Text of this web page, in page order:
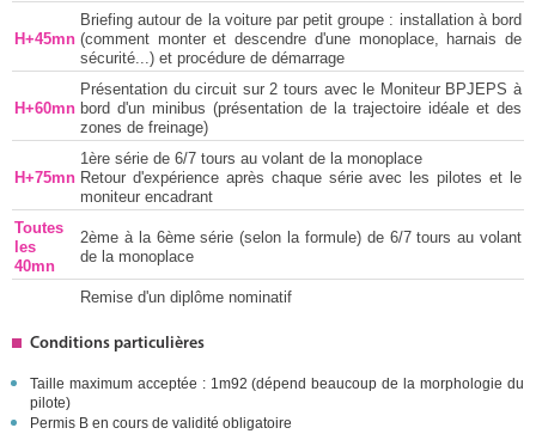
H+45mn
Briefing autour de la voiture par petit groupe : installation à bord
(comment monter et descendre d'une monoplace, harnais de
sécurité...) et procédure de démarrage
H+60mn
Présentation du circuit sur 2 tours avec le Moniteur BPJEPS à
bord d'un minibus (présentation de la trajectoire idéale et des
zones de freinage)
H+75mn
1ère série de 6/7 tours au volant de la monoplace
Retour d'expérience après chaque série avec les pilotes et le
moniteur encadrant
Toutes
les
40mn
2ème à la 6ème série (selon la formule) de 6/7 tours au volant
de la monoplace
Remise d'un diplôme nominatif
Conditions particulières
Taille maximum acceptée : 1m92 (dépend beaucoup de la morphologie du
pilote)
Permis B en cours de validité obligatoire